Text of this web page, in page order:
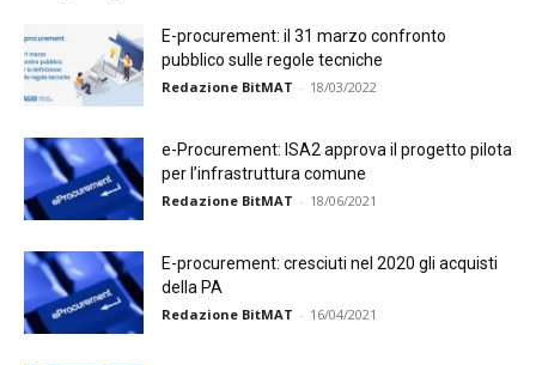
E-procurement: il 31 marzo confronto
pubblico sulle regole tecniche
Redazione BitMAT - 18/03/2022
e-Procurement: ISA2 approva il progetto pilota
per l’infrastruttura comune
Redazione BitMAT - 18/06/2021
E-procurement: cresciuti nel 2020 gli acquisti
della PA
Redazione BitMAT - 16/04/2021